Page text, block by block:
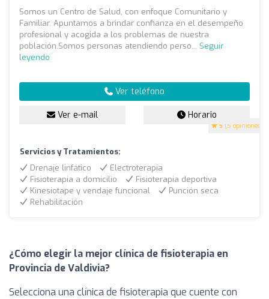
5 (5 opiniones)
Somos un Centro de Salud, con enfoque Comunitario y
Familiar. Apuntamos a brindar confianza en el desempeño
profesional y acogida a los problemas de nuestra
población.Somos personas atendiendo perso... Seguir
leyendo
Ver teléfono
Ver e-mail Horario
Servicios y Tratamientos:
Drenaje linfático
Electroterapia
Fisioterapia a domicilio
Fisioterapia deportiva
Kinesiotape y vendaje funcional
Punción seca
Rehabilitación
¿Cómo elegir la mejor clínica de fisioterapia en
Provincia de Valdivia?
Selecciona una clínica de fisioterapia que cuente con